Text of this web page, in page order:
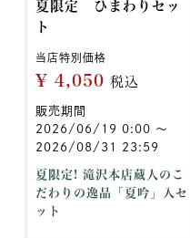
夏限定 ひまわりセッ
ト
当店特別価格
¥ 4,050 税込
販売期間
2026/06/19 0:00 〜
2026/08/31 23:59
夏限定! 滝沢本店蔵人のこ
だわりの逸品「夏吟」入セ
ット